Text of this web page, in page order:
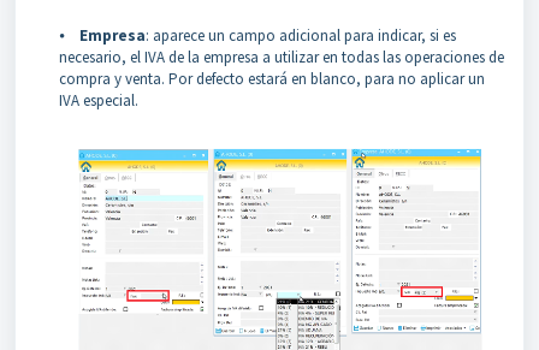
⦁ Empresa: aparece un campo adicional para indicar, si es
necesario, el IVA de la empresa a utilizar en todas las operaciones de
compra y venta. Por defecto estará en blanco, para no aplicar un
IVA especial.